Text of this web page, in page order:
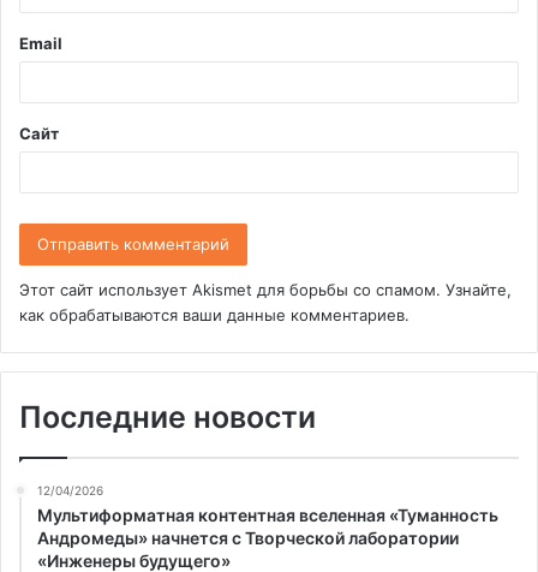
й
*
Email
Сайт
Этот сайт использует Akismet для борьбы со спамом. Узнайте,
как обрабатываются ваши данные комментариев.
Последние новости
12/04/2026
Мультиформатная контентная вселенная «Туманность
Андромеды» начнется с Творческой лаборатории
«Инженеры будущего»